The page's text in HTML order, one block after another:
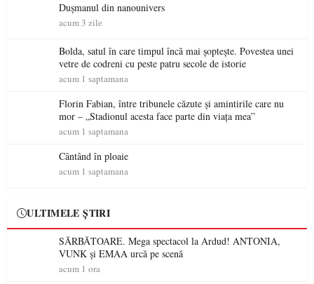
Dușmanul din nanounivers
acum 3 zile
Bolda, satul în care timpul încă mai șoptește. Povestea unei
vetre de codreni cu peste patru secole de istorie
acum 1 saptamana
Florin Fabian, între tribunele căzute și amintirile care nu
mor – „Stadionul acesta face parte din viața mea”
acum 1 saptamana
Cântând în ploaie
acum 1 saptamana
ULTIMELE ȘTIRI
SĂRBĂTOARE. Mega spectacol la Ardud! ANTONIA,
VUNK și EMAA urcă pe scenă
acum 1 ora